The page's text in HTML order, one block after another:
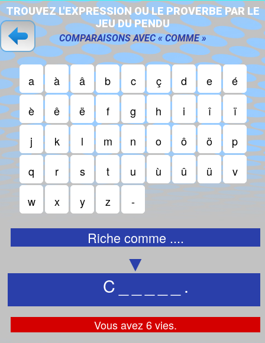
TROUVEZL'EXPRESSIONOULE PROVERBEPAR LE
JEUDUPENDU
COMPARAISONS AVEC « COMME »
a à â b c ç d e
é
è
ê ë f g h i î
ï
j
k l m n o ô ö
p
q
r s t u ù û ü
v
w
x y z -
Riche comme ....
▼
C .
Vous avez 6 vies.